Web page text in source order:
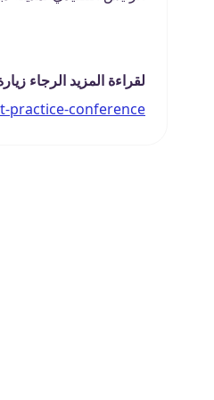
لقراءة المزيد الرجاء
practice-conference